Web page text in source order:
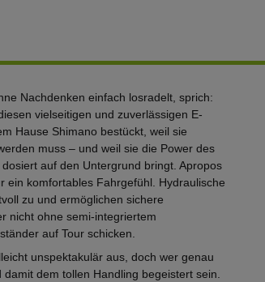
Nachdenken einfach losradelt, sprich:
vielseitigen und zuverlässigen E-
Hause Shimano bestückt, weil sie
muss – und weil sie die Power des
auf den Untergrund bringt. Apropos
ein komfortables Fahrgefühl. Hydraulische
zu und ermöglichen sichere
nicht ohne semi-integriertem
auf Tour schicken.
unspektakulär aus, doch wer genau
dem tollen Handling begeistert sein.